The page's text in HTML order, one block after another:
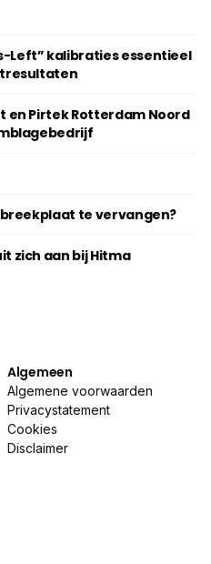
Left” kalibraties essentieel
en Pirtek Rotterdam Noord
te vervangen?
zich aan bij Hitma
Algemeen
Algemene voorwaarden
Privacystatement
Cookies
Disclaimer